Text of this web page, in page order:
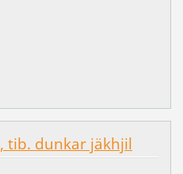
tib. dunkar jäkhjil